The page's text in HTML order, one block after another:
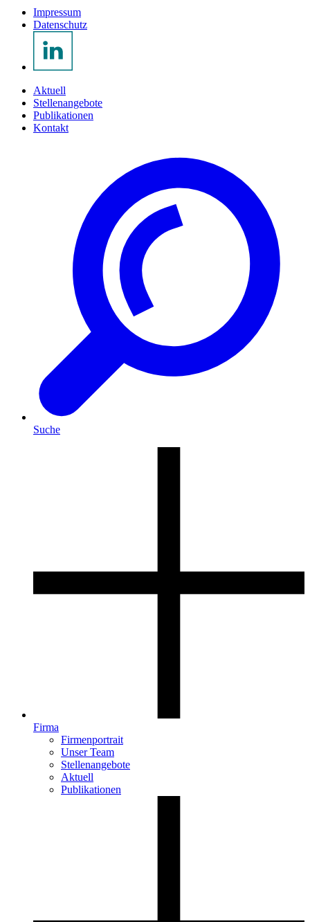
Impressum
Datenschutz
Aktuell
Stellenangebote
Publikationen
Kontakt
Suche
Firma
Firmenportrait
Unser Team
Stellenangebote
Aktuell
Publikationen